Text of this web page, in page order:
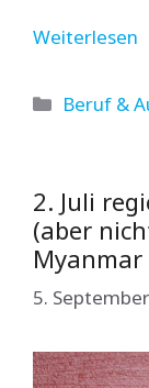
Weiterlesen
Beruf &
2. Juli
(aber
Myanmar
5.